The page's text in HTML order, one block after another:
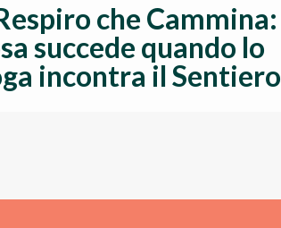
che Cammina:
succede quando lo
incontra il Sentiero